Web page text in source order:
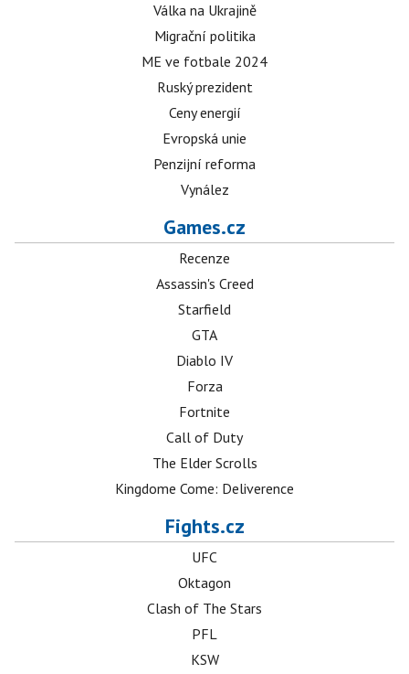
Válka na Ukrajině
Migrační politika
ME ve fotbale 2024
Ruský prezident
Ceny energií
Evropská unie
Penzijní reforma
Vynález
Games.cz
Recenze
Assassin's Creed
Starfield
GTA
Diablo IV
Forza
Fortnite
Call of Duty
The Elder Scrolls
Kingdome Come: Deliverence
Fights.cz
UFC
Oktagon
Clash of The Stars
PFL
KSW